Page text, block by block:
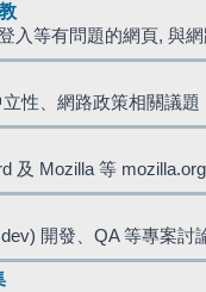
入等有問題的網頁, 與
性、網路政策相關議題
及 Mozilla 等
開發、QA 等專案討